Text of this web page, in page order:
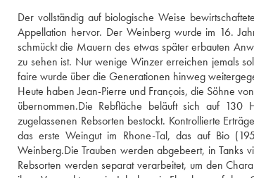
Der vollständig auf biologische Weise
Appellation hervor. Der Weinberg wurde im 16.
schmückt die Mauern des etwas später erbauten
zu sehen ist. Nur wenige Winzer erreichen jemals
faire wurde über die Generationen hinweg
Heute haben Jean-Pierre und François, die Söhne
übernommen.Die Rebfläche beläuft sich auf
zugelassenen Rebsorten bestockt. Kontrollierte
das erste Weingut im Rhone-Tal, das auf Bio
Weinberg.Die Trauben werden abgebeert, in Tanks
Rebsorten werden separat verarbeitet, um den